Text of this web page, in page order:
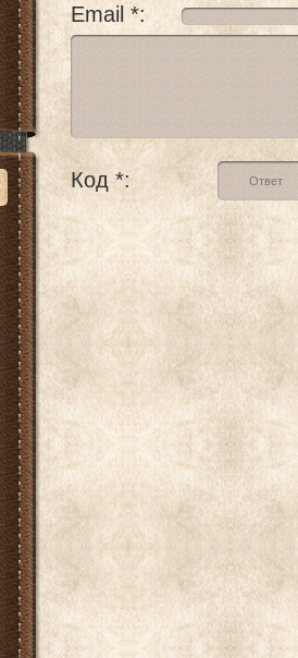
Email *:
Код *: